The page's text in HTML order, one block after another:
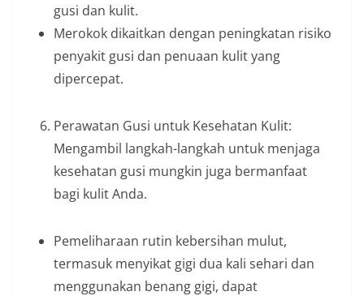
gusi dan kulit.
Merokok dikaitkan dengan peningkatan risiko
penyakit gusi dan penuaan kulit yang
dipercepat.
Perawatan Gusi untuk Kesehatan Kulit:
Mengambil langkah-langkah untuk menjaga
kesehatan gusi mungkin juga bermanfaat
bagi kulit Anda.
Pemeliharaan rutin kebersihan mulut,
termasuk menyikat gigi dua kali sehari dan
menggunakan benang gigi, dapat